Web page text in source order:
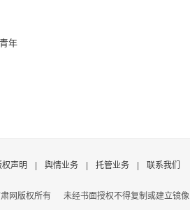
年
权声明 舆情业务 托管业务 联系我们
网版权所有 未经书面授权不得复制或建立镜像